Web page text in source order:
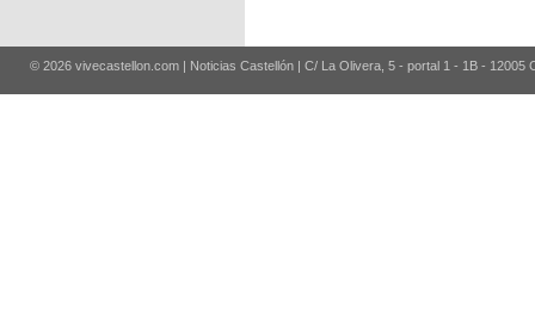
© 2026 vivecastellon.com | Noticias Castellón | C/ La Olivera, 5 - portal 1 - 1B - 12005